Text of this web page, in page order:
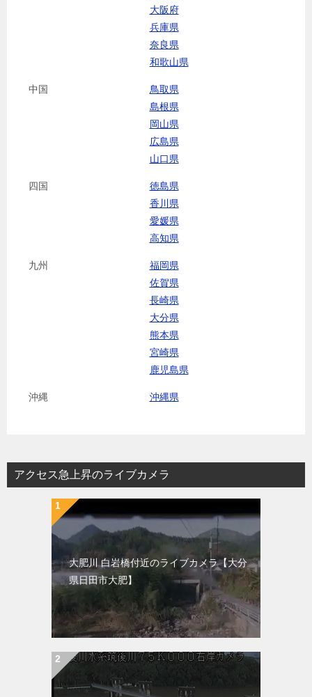
大阪府
兵庫県
奈良県
和歌山県
中国
鳥取県
島根県
岡山県
広島県
山口県
四国
徳島県
香川県
愛媛県
高知県
九州
福岡県
佐賀県
長崎県
大分県
熊本県
宮崎県
鹿児島県
沖縄 沖縄県
アクセス急上昇のライブカメラ
大肥川 白岩橋付近のライブカメラ【大分
県日田市大肥】